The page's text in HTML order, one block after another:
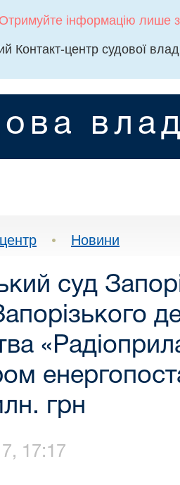
Отримуйте інформацію лише
Контакт-центр судової
• Новини
суд
грн
17:17